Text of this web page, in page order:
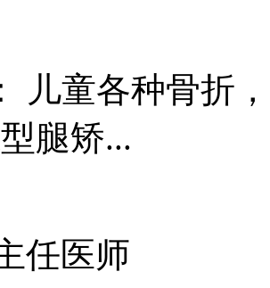
儿童各种骨折
腿矫...
任医师